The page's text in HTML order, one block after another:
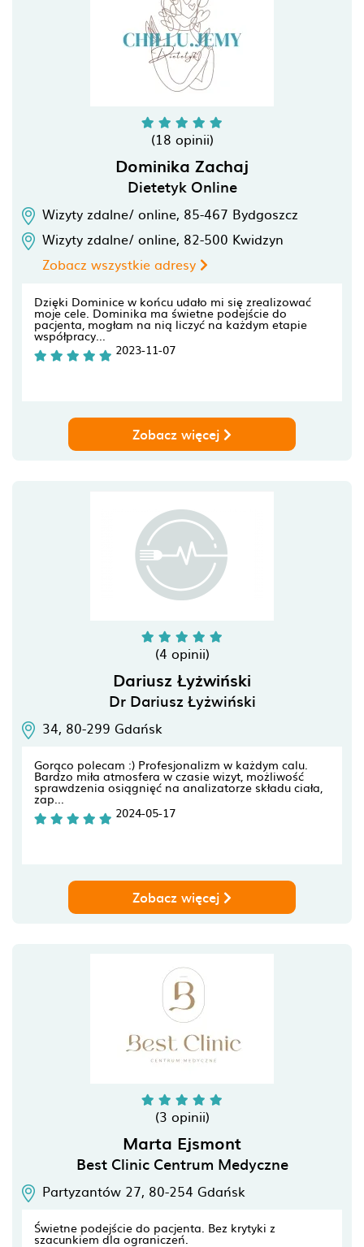
(18 opinii)
Dominika Zachaj
Dietetyk Online
Wizyty zdalne/ online, 85-467 Bydgoszcz
Wizyty zdalne/ online, 82-500 Kwidzyn
Zobacz wszystkie adresy
Dzięki Dominice w końcu udało mi się zrealizować
moje cele. Dominika ma świetne podejście do
pacjenta, mogłam na nią liczyć na każdym etapie
współpracy...
2023-11-07
Zobacz więcej
(4 opinii)
Dariusz Łyżwiński
Dr Dariusz Łyżwiński
34, 80-299 Gdańsk
Gorąco polecam :) Profesjonalizm w każdym calu.
Bardzo miła atmosfera w czasie wizyt, możliwość
sprawdzenia osiągnięć na analizatorze składu ciała,
zap...
2024-05-17
Zobacz więcej
(3 opinii)
Marta Ejsmont
Best Clinic Centrum Medyczne
Partyzantów 27, 80-254 Gdańsk
Świetne podejście do pacjenta. Bez krytyki z
szacunkiem dla ograniczeń.